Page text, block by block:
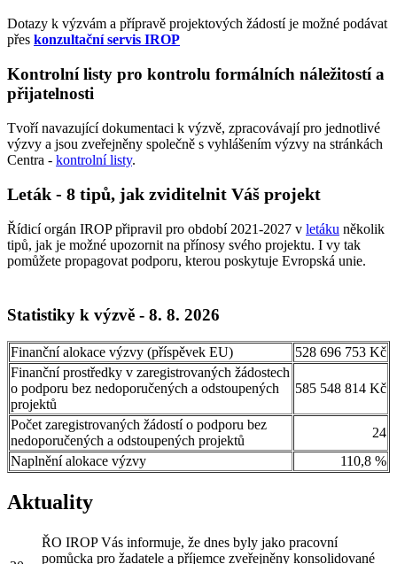
Dotazy k výzvám a přípravě projektových žádostí je možné podávat
přes konzultační servis IROP
Kontrolní listy pro kontrolu formálních náležitostí a
přijatelnosti
Tvoří navazující dokumentaci k výzvě, zpracovávají pro jednotlivé
výzvy a jsou zveřejněny společně s vyhlášením výzvy na stránkách
Centra - kontrolní listy.
Leták - 8 tipů, jak zviditelnit Váš projekt
Řídicí orgán IROP připravil pro období 2021-2027 v letáku několik
tipů, jak je možné upozornit na přínosy svého projektu. I vy tak
pomůžete propagovat podporu, kterou poskytuje Evropská unie.
Statistiky k výzvě - 8. 8. 2026
Finanční alokace výzvy (příspěvek EU)
528 696 753 Kč
Finanční prostředky v zaregistrovaných žádostech
o podporu bez nedoporučených a odstoupených
projektů
585 548 814 Kč
Počet zaregistrovaných žádostí o podporu bez
nedoporučených a odstoupených projektů
24
Naplnění alokace výzvy
110,8 %
Aktuality
ŘO IROP Vás informuje, že dnes byly jako pracovní
pomůcka pro žadatele a příjemce zveřejněny konsolidované